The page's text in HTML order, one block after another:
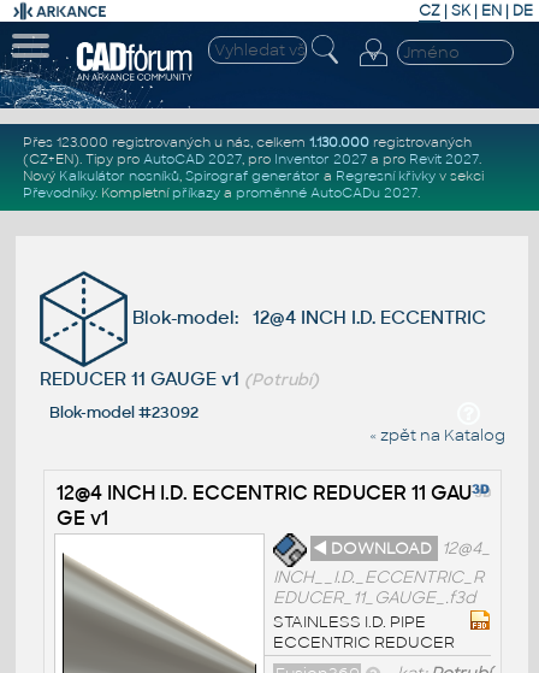
CZ | SK| EN | DE
Přes 123.000 registrovaných u nás, celkem 1.130.000registrovaných
(CZ+EN). Tipy pro AutoCAD 2027, pro Inventor 2027a pro Revit 2027.
Nový Kalkulátor nosníků, Spirograf generátor a Regresní křivkyv sekci
Převodníky. Kompletní příkazya proměnné AutoCADu 2027.
Blok-model: 12@4 INCH I.D. ECCENTRIC
REDUCER 11 GAUGE v1 (Potrubí)
Blok-model #23092
« zpět na Katalog
12@4 INCH I.D. ECCENTRIC REDUCER 11 GAU
GE v1
◄ DOWNLOAD
12@4_
INCH__I.D._ECCENTRIC_R
EDUCER_11_GAUGE_.f3d
STAINLESS I.D. PIPE
ECCENTRIC REDUCER